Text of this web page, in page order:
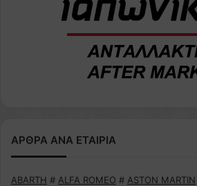
ΑΡΘΡΑ ΑΝΑ ΕΤΑΙΡΙΑ
ABARTH # ALFA ROMEO # ASTON MARTIN